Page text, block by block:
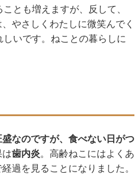
とも増えますが、反して、
やさしくわたしに微笑んでく
いです。ねことの暮らしに
なのですが、食べない日がつ
は歯内炎。高齢ねこにはよくあ
過を見ることになりました。